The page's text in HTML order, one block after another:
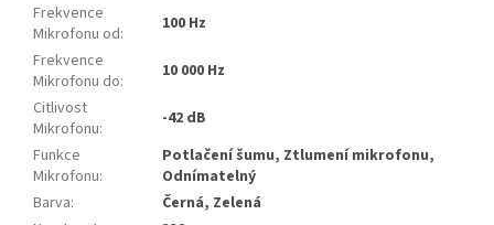
Frekvence
Mikrofonu od:
100 Hz
Frekvence
Mikrofonu do:
10 000 Hz
Citlivost
Mikrofonu:
-42 dB
Funkce
Mikrofonu:
Potlačení šumu, Ztlumení mikrofonu,
Odnímatelný
Barva:
Černá, Zelená